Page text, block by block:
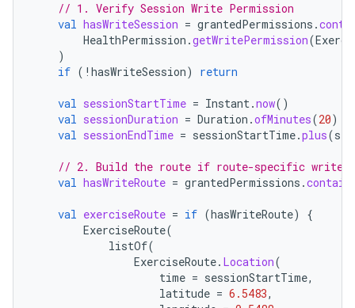
// 1. Verify Session Write Permission
val hasWriteSession = grantedPermissions .
HealthPermission .getWritePermission(
)
if ( ! hasWriteSession) return
val sessionStartTime = Instant.now()
val sessionDuration = Duration .ofMinutes(20)
val sessionEndTime = sessionStartTime.plus(
// 2. Build the route if route-specific write
val hasWriteRoute = grantedPermissions .
val exerciseRoute = if (hasWriteRoute)
{
ExerciseRoute(
listOf(
ExerciseRoute. Location(
time = sessionStartTime,
latitude = 6.5483,